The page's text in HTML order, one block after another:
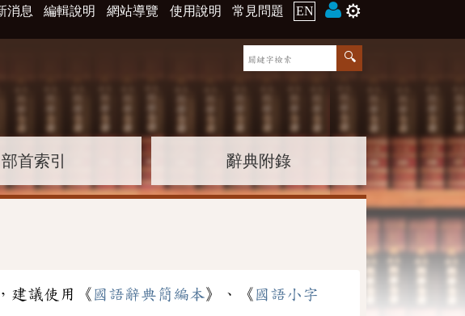
消息 編輯說明 網站導覽 使用說明 常見問題 EN ⚙️
部首索引 辭典附錄
建議使用《 國語辭典簡編本》、《 國語小字